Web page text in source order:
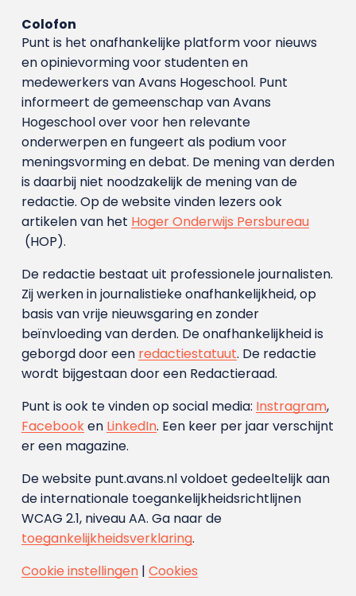
Colofon
Punt is het onafhankelijke platform voor nieuws
en opinievorming voor studenten en
medewerkers van Avans Hoge­school. Punt
informeert de gemeenschap van Avans
Hogeschool over voor hen relevante
onderwerpen en fungeert als podium voor
meningsvorming en debat. De mening van derden
is daarbij niet noodzakelijk de mening van de
redactie. Op de website vinden lezers ook
artikelen van het Hoger Onderwijs Persbureau
(HOP).
De redactie bestaat uit professionele journalisten.
Zij werken in journalistieke onafhankelijkheid, op
basis van vrije nieuwsgaring en zonder
beïnvloeding van derden. De onafhankelijkheid is
geborgd door een redactiestatuut. De redactie
wordt bijgestaan door een Redactieraad.
Punt is ook te vinden op social media: Instragram,
Facebooken LinkedIn. Een keer per jaar verschijnt
er een magazine.
De website punt.avans.nl voldoet gedeeltelijk aan
de internationale toegankelijkheidsrichtlijnen
WCAG 2.1, niveau AA. Ga naar de
toegankelijkheidsverklaring.
Cookie instellingen| Cookies